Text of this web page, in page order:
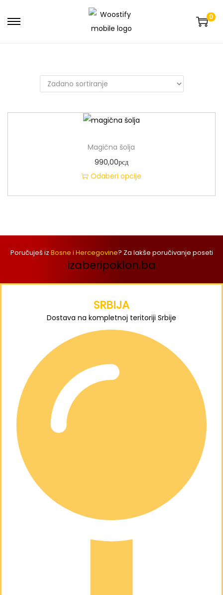
0
Magična šolja
990,00рсд
Odaberi opcije
Poručuješ iz Bosne i Hercegovine? Za lakše poručivanje poseti
izaberipoklon.ba
SRBIJA
Dostava na kompletnoj teritoriji Srbije